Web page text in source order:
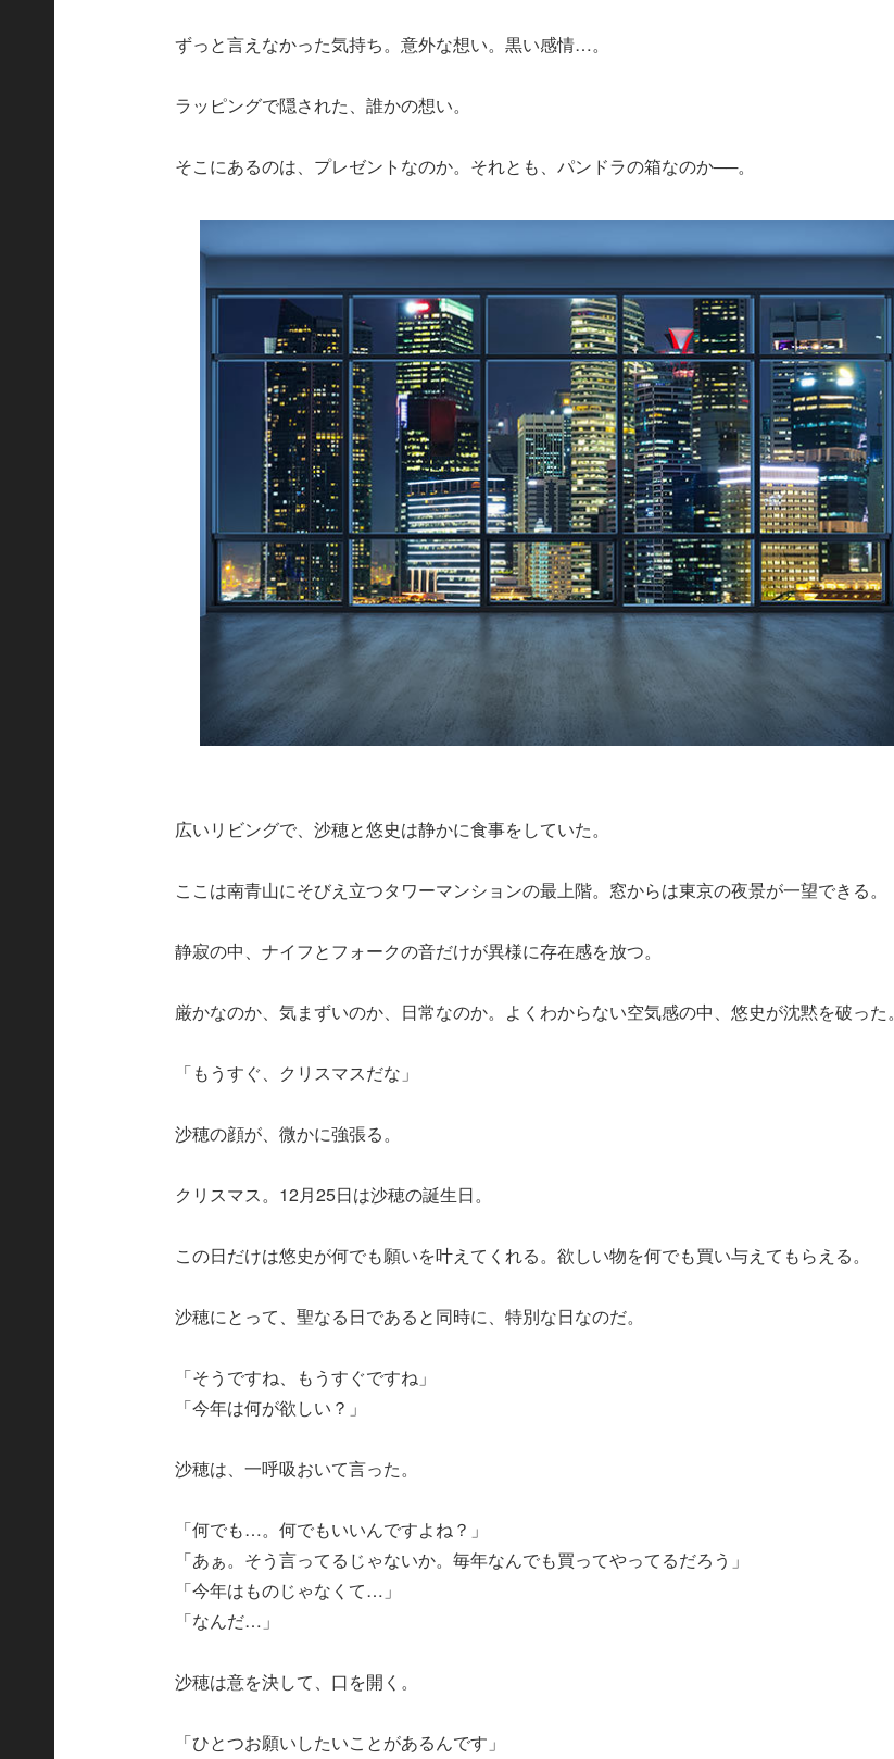
ずっと言えなかった気持ち。意外な想い。黒い感情…。
ラッピングで隠された、誰かの想い。
そこにあるのは、プレゼントなのか。それとも、パンドラの箱なのか──。
広いリビングで、沙穂と悠史は静かに食事をしていた。
ここは南青山にそびえ立つタワーマンションの最上階。窓からは東京の夜景が一望できる。
静寂の中、ナイフとフォークの音だけが異様に存在感を放つ。
厳かなのか、気まずいのか、日常なのか。よくわからない空気感の中、悠史が沈黙を破った。
「もうすぐ、クリスマスだな」
沙穂の顔が、微かに強張る。
クリスマス。12月25日は沙穂の誕生日。
この日だけは悠史が何でも願いを叶えてくれる。欲しい物を何でも買い与えてもらえる。
沙穂にとって、聖なる日であると同時に、特別な日なのだ。
「そうですね、もうすぐですね」
「今年は何が欲しい？」
沙穂は、一呼吸おいて言った。
「何でも…。何でもいいんですよね？」
「あぁ。そう言ってるじゃないか。毎年なんでも買ってやってるだろう」
「今年はものじゃなくて…」
「なんだ…」
沙穂は意を決して、口を開く。
「ひとつお願いしたいことがあるんです」